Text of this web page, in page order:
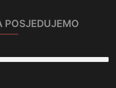
POSJEDUJEMO